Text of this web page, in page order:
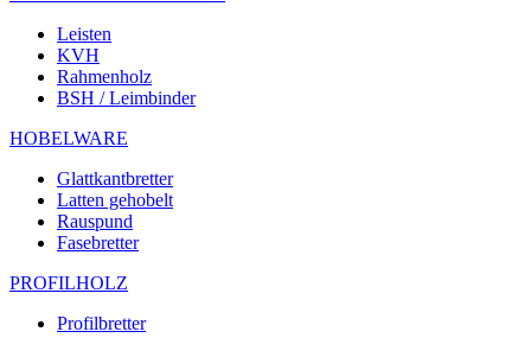
Leisten
KVH
Rahmenholz
BSH / Leimbinder
HOBELWARE
Glattkantbretter
Latten gehobelt
Rauspund
Fasebretter
PROFILHOLZ
Profilbretter